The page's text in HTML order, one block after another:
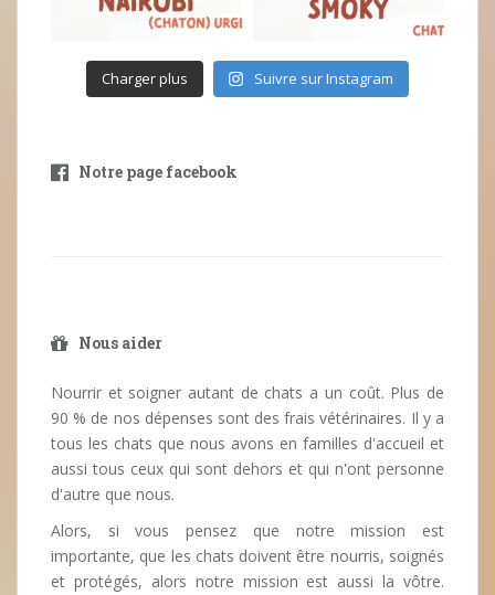
Charger plus Suivre sur Instagram
Notre page facebook
Nous aider
Nourrir et soigner autant de chats a un coût. Plus de
90 % de nos dépenses sont des frais vétérinaires. Il y a
tous les chats que nous avons en familles d'accueil et
aussi tous ceux qui sont dehors et qui n'ont personne
d'autre que nous.
Alors, si vous pensez que notre mission est
importante, que les chats doivent être nourris, soignés
et protégés, alors notre mission est aussi la vôtre.